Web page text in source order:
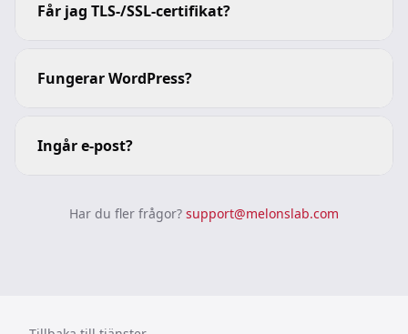
Får jag TLS-/SSL-certifikat?
Fungerar WordPress?
Ingår e-post?
Har du fler frågor? support@melonslab.com